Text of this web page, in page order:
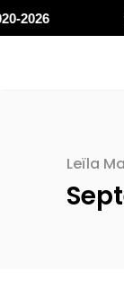
2026
Leïla